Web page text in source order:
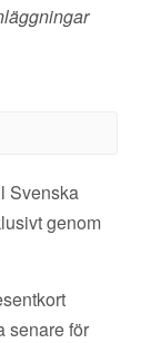
Svenska
genom
senare för